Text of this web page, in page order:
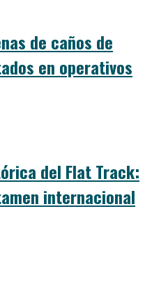
de caños de
en operativos
del Flat Track:
internacional